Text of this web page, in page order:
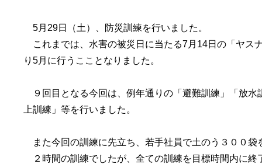
5月29日（土）、防災訓練を行いました。
これまでは、水害の被災日に当たる7月14日の「ヤス
り5月に行うこことなりました。
９回目となる今回は、例年通りの「避難訓練」「放水
上訓練」等を行いました。
また今回の訓練に先立ち、若手社員で土のう３００袋
２時間の訓練でしたが、全ての訓練を目標時間内に終